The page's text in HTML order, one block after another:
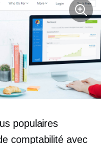
populaires
comptabilité avec